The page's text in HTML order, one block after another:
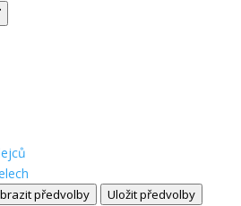
předvolby Uložit předvolby